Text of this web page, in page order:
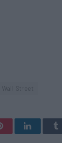
Wall Street
PinterestLinkedIn